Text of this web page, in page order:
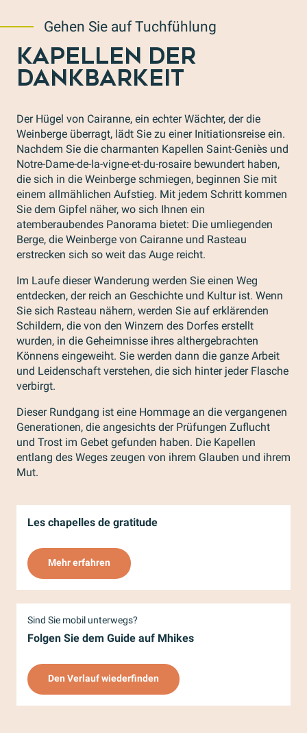
Gehen Sie auf Tuchfühlung
KAPELLEN DER
DANKBARKEIT
Der Hügel von Cairanne, ein echter Wächter, der die
Weinberge überragt, lädt Sie zu einer Initiationsreise ein.
Nachdem Sie die charmanten Kapellen Saint-Geniès und
Notre-Dame-de-la-vigne-et-du-rosaire bewundert haben,
die sich in die Weinberge schmiegen, beginnen Sie mit
einem allmählichen Aufstieg. Mit jedem Schritt kommen
Sie dem Gipfel näher, wo sich Ihnen ein
atemberaubendes Panorama bietet: Die umliegenden
Berge, die Weinberge von Cairanne und Rasteau
erstrecken sich so weit das Auge reicht.
Im Laufe dieser Wanderung werden Sie einen Weg
entdecken, der reich an Geschichte und Kultur ist. Wenn
Sie sich Rasteau nähern, werden Sie auf erklärenden
Schildern, die von den Winzern des Dorfes erstellt
wurden, in die Geheimnisse ihres althergebrachten
Könnens eingeweiht. Sie werden dann die ganze Arbeit
und Leidenschaft verstehen, die sich hinter jeder Flasche
verbirgt.
Dieser Rundgang ist eine Hommage an die vergangenen
Generationen, die angesichts der Prüfungen Zuflucht
und Trost im Gebet gefunden haben. Die Kapellen
entlang des Weges zeugen von ihrem Glauben und ihrem
Mut.
Les chapelles de gratitude
Mehr erfahren
Sind Sie mobil unterwegs?
Folgen Sie dem Guide auf Mhikes
Den Verlauf wiederfinden